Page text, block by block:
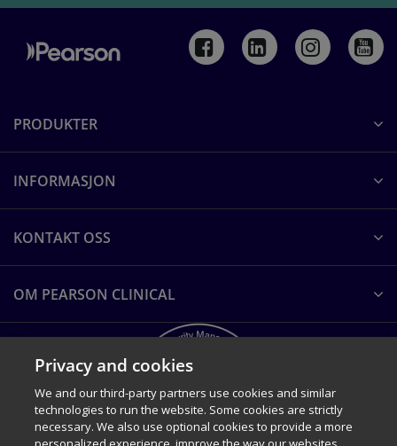
PRODUKTER
INFORMASJON
KONTAKT OSS
OM PEARSON CLINICAL
Privacy and cookies
We and our third-party partners use cookies and similar
technologies to run the website. Some cookies are strictly
necessary. We also use optional cookies to provide a more